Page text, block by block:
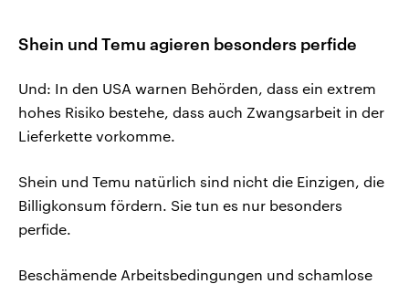
Shein und Temu agieren besonders perfide
Und: In den USA warnen Behörden, dass ein extrem
hohes Risiko bestehe, dass auch Zwangsarbeit in der
Lieferkette vorkomme.
Shein und Temu natürlich sind nicht die Einzigen, die
Billigkonsum fördern. Sie tun es nur besonders
perfide.
Beschämende Arbeitsbedingungen und schamlose